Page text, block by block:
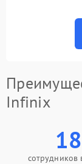
Infinix
18
сотрудников